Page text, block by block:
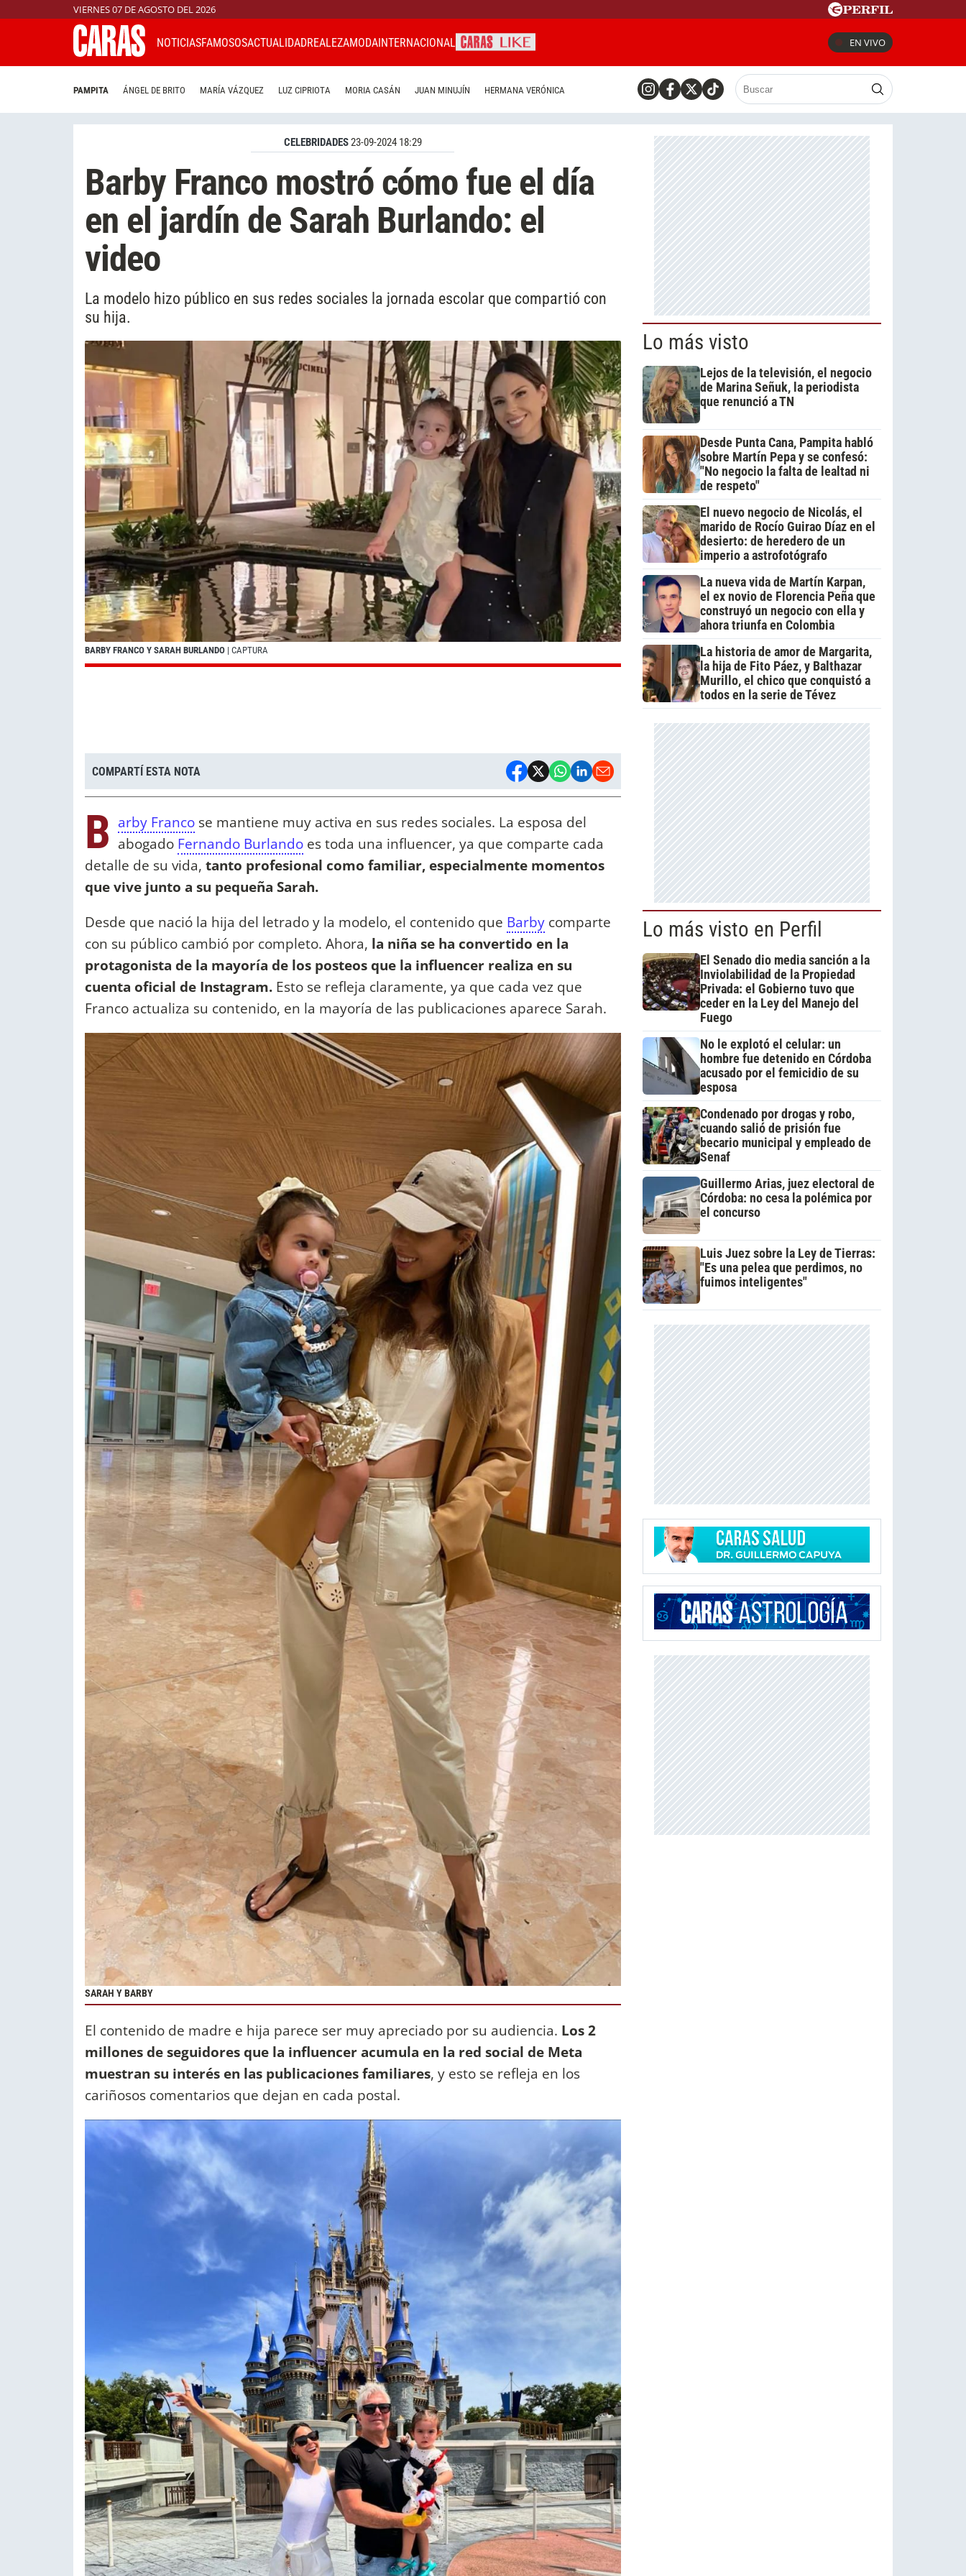
VIERNES 07 DE AGOSTO DEL 2026
NOTICIASFAMOSOSACTUALIDADREALEZAMODAINTERNACIONAL EN VIVO
PAMPITA ÁNGEL DE BRITO MARÍA VÁZQUEZ LUZ CIPRIOTA MORIA CASÁN JUAN MINUJÍN HERMANA VERÓNICA
CELEBRIDADES23-09-2024 18:29
Barby Franco mostró cómo fue el día
en el jardín de Sarah Burlando: el
video
La modelo hizo público en sus redes sociales la jornada escolar que compartió con
su hija.
BARBY FRANCO Y SARAH BURLANDO | CAPTURA
COMPARTÍ ESTA NOTA
B arby Franco se mantiene muy activa en sus redes sociales. La esposa del
abogado Fernando Burlando es toda una influencer, ya que comparte cada
detalle de su vida, tanto profesional como familiar, especialmente momentos
que vive junto a su pequeña Sarah.
Desde que nació la hija del letrado y la modelo, el contenido que Barby comparte
con su público cambió por completo. Ahora, la niña se ha convertido en la
protagonista de la mayoría de los posteos que la influencer realiza en su
cuenta oficial de Instagram. Esto se refleja claramente, ya que cada vez que
Franco actualiza su contenido, en la mayoría de las publicaciones aparece Sarah.
SARAH Y BARBY
El contenido de madre e hija parece ser muy apreciado por su audiencia. Los 2
millones de seguidores que la influencer acumula en la red social de Meta
muestran su interés en las publicaciones familiares, y esto se refleja en los
cariñosos comentarios que dejan en cada postal.
Lo más visto
Lejos de la televisión, el negocio
de Marina Señuk, la periodista
que renunció a TN
Desde Punta Cana, Pampita habló
sobre Martín Pepa y se confesó:
"No negocio la falta de lealtad ni
de respeto"
El nuevo negocio de Nicolás, el
marido de Rocío Guirao Díaz en el
desierto: de heredero de un
imperio a astrofotógrafo
La nueva vida de Martín Karpan,
el ex novio de Florencia Peña que
construyó un negocio con ella y
ahora triunfa en Colombia
La historia de amor de Margarita,
la hija de Fito Páez, y Balthazar
Murillo, el chico que conquistó a
todos en la serie de Tévez
Lo más visto en Perfil
El Senado dio media sanción a la
Inviolabilidad de la Propiedad
Privada: el Gobierno tuvo que
ceder en la Ley del Manejo del
Fuego
No le explotó el celular: un
hombre fue detenido en Córdoba
acusado por el femicidio de su
esposa
Condenado por drogas y robo,
cuando salió de prisión fue
becario municipal y empleado de
Senaf
Guillermo Arias, juez electoral de
Córdoba: no cesa la polémica por
el concurso
Luis Juez sobre la Ley de Tierras:
"Es una pelea que perdimos, no
fuimos inteligentes"